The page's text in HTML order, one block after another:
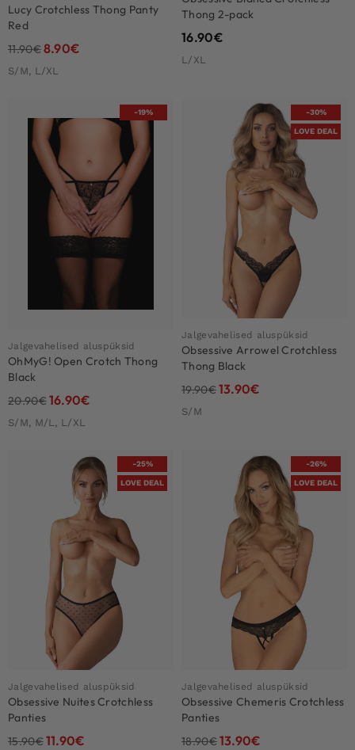
Lucy Crotchless Thong Panty
Red
11.90€8.90€
S/M, L/XL
Thong 2-pack
16.90€
L/XL
-19%
Jalgevahelised aluspüksid
OhMyG! Open Crotch Thong
Black
20.90€16.90€
S/M, M/L, L/XL
-30%
LOVE DEAL
Jalgevahelised aluspüksid
Obsessive Arrowel Crotchless
Thong Black
19.90€13.90€
S/M
-25%
LOVE DEAL
Jalgevahelised aluspüksid
Obsessive Nuites Crotchless
Panties
15.90€11.90€
-26%
LOVE DEAL
Jalgevahelised aluspüksid
Obsessive Chemeris Crotchless
Panties
18.90€13.90€